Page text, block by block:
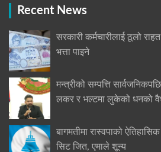
Recent News
सरकारी कर्मचारीलाई ठूलो
भत्ता पाइने
मन्त्रीको सम्पत्ति
लकर र भल्टमा लुकेको धनको
बागमतीमा रास्वपाको
सिट जित, एमाले शून्य